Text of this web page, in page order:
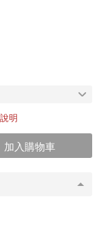
說明
加入購物車